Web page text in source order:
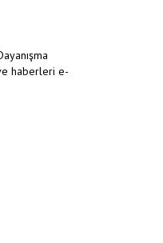
haberleri e-